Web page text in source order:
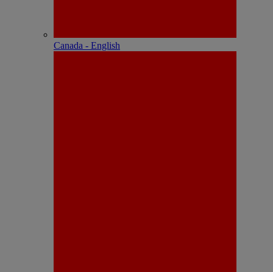
Canada - English